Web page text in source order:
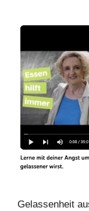
Gelassenheit